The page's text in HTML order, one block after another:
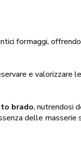
formaggi,
e valorizzare
brado, nutrendosi
delle masserie